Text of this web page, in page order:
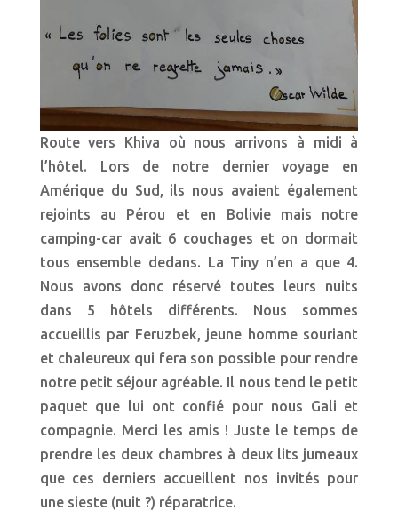
Route vers Khiva où nous arrivons à midi à
l’hôtel. Lors de notre dernier voyage en
Amérique du Sud, ils nous avaient également
rejoints au Pérou et en Bolivie mais notre
camping-car avait 6 couchages et on dormait
tous ensemble dedans. La Tiny n’en a que 4.
Nous avons donc réservé toutes leurs nuits
dans 5 hôtels différents. Nous sommes
accueillis par Feruzbek, jeune homme souriant
et chaleureux qui fera son possible pour rendre
notre petit séjour agréable. Il nous tend le petit
paquet que lui ont confié pour nous Gali et
compagnie. Merci les amis ! Juste le temps de
prendre les deux chambres à deux lits jumeaux
que ces derniers accueillent nos invités pour
une sieste (nuit ?) réparatrice.